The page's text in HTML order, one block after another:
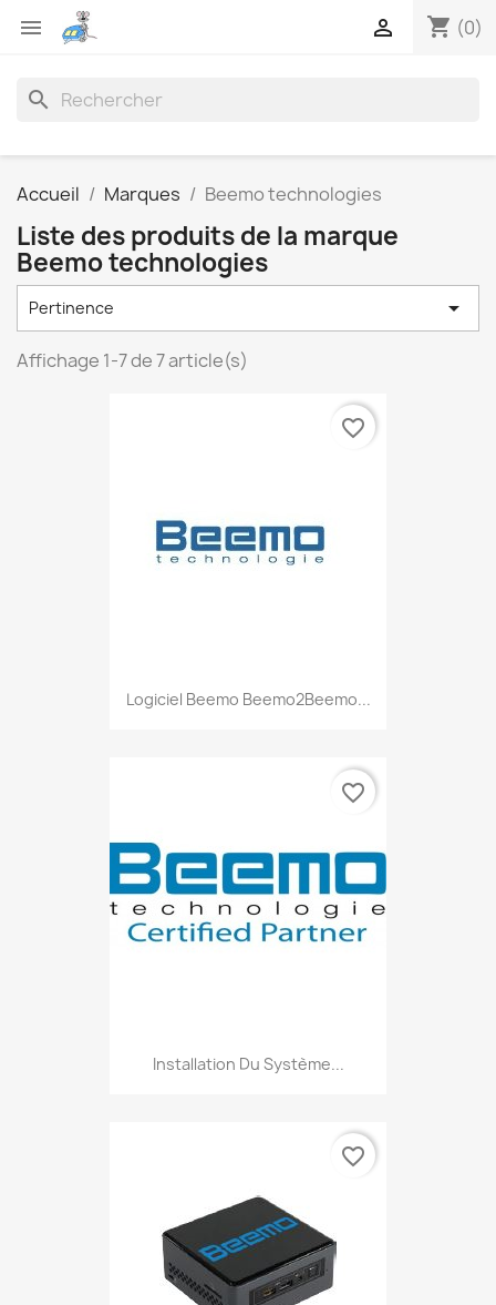
 shopping_cart (0)

search
Accueil Marques Beemo technologies
Liste des produits de la marque
Beemo technologies
Pertinence 
Affichage 1-7 de 7 article(s)
Logiciel Beemo Beemo2Beemo...
favorite_border
Installation Du Système...
favorite_border
favorite_border